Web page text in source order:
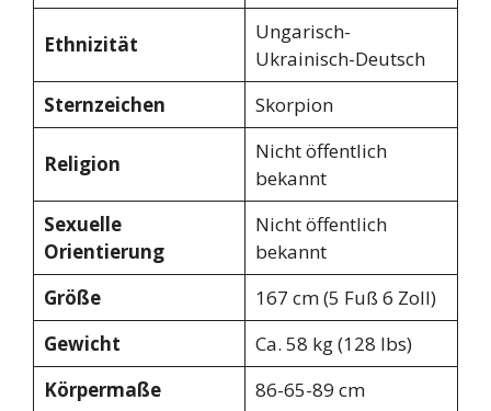
Ethnizität
Ungarisch-
Ukrainisch-Deutsch
Sternzeichen
Skorpion
Religion
Nicht öffentlich
bekannt
Sexuelle
Orientierung
Nicht öffentlich
bekannt
Größe
167 cm (5 Fuß 6 Zoll)
Gewicht
Ca. 58 kg (128 lbs)
Körpermaße
86-65-89 cm